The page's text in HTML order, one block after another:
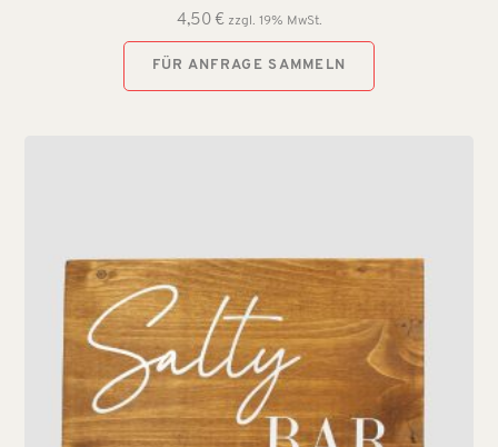
4,50 € zzgl. 19% MwSt.
FÜR ANFRAGE SAMMELN